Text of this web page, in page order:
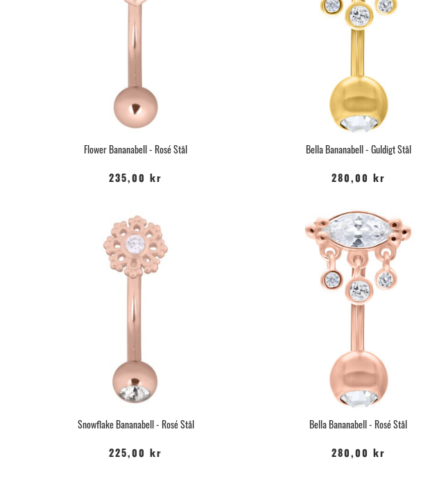
Flower Bananabell - Rosé Stål
235,00 kr
Bella Bananabell - Guldigt Stål
280,00 kr
Snowflake Bananabell - Rosé Stål
225,00 kr
Bella Bananabell - Rosé Stål
280,00 kr